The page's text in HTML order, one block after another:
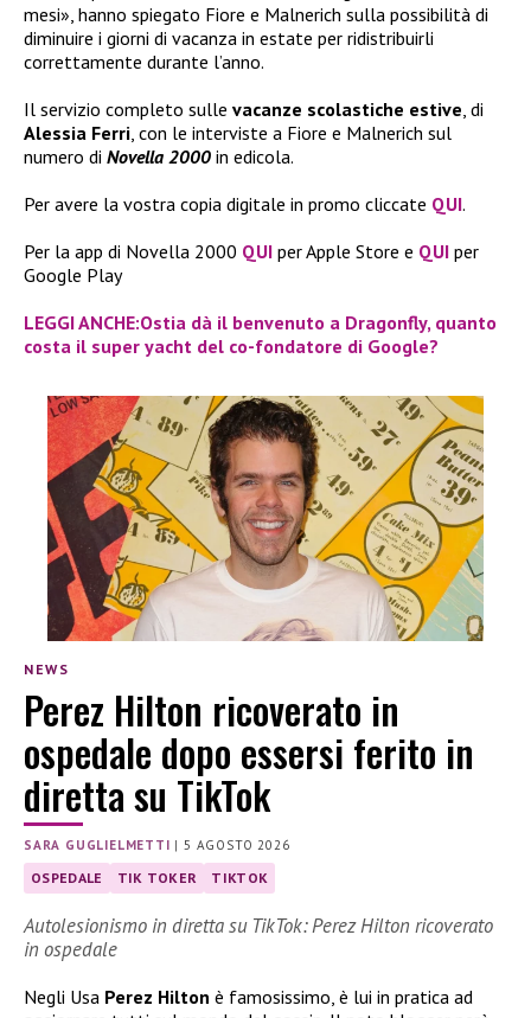
mesi», hanno spiegato Fiore e Malnerich sulla possibilità di
diminuire i giorni di vacanza in estate per ridistribuirli
correttamente durante l’anno.
Il servizio completo sulle vacanze scolastiche estive, di
Alessia Ferri, con le interviste a Fiore e Malnerich sul
numero di Novella 2000 in edicola.
Per avere la vostra copia digitale in promo cliccate QUI.
Per la app di Novella 2000 QUI per Apple Store e QUI per
Google Play
LEGGI ANCHE:Ostia dà il benvenuto a Dragonfly, quanto
costa il super yacht del co-fondatore di Google?
NEWS
Perez Hilton ricoverato in
ospedale dopo essersi ferito in
diretta su TikTok
SARA GUGLIELMETTI |5 AGOSTO 2026
OSPEDALE TIK TOKER TIKTOK
Autolesionismo in diretta su TikTok: Perez Hilton ricoverato
in ospedale
Negli Usa Perez Hilton è famosissimo, è lui in pratica ad